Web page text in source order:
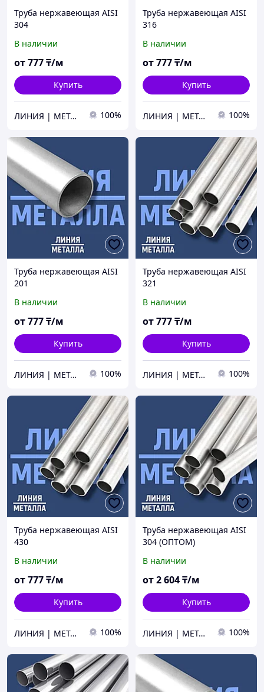
Труба нержавеющая AISI
304
В наличии
от777₸/м
Купить
ЛИНИЯ | МЕТАЛЛА 100%
Труба нержавеющая AISI
316
В наличии
от777₸/м
Купить
ЛИНИЯ | МЕТАЛЛА 100%
Труба нержавеющая AISI
201
В наличии
от777₸/м
Купить
ЛИНИЯ | МЕТАЛЛА 100%
Труба нержавеющая AISI
321
В наличии
от777₸/м
Купить
ЛИНИЯ | МЕТАЛЛА 100%
Труба нержавеющая AISI
430
В наличии
от777₸/м
Купить
ЛИНИЯ | МЕТАЛЛА 100%
Труба нержавеющая AISI
304 (ОПТОМ)
В наличии
от2 604₸/м
Купить
ЛИНИЯ | МЕТАЛЛА 100%